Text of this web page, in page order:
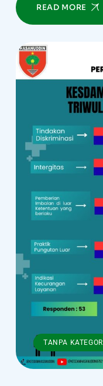
READ MORE
TANPA KATEGORI